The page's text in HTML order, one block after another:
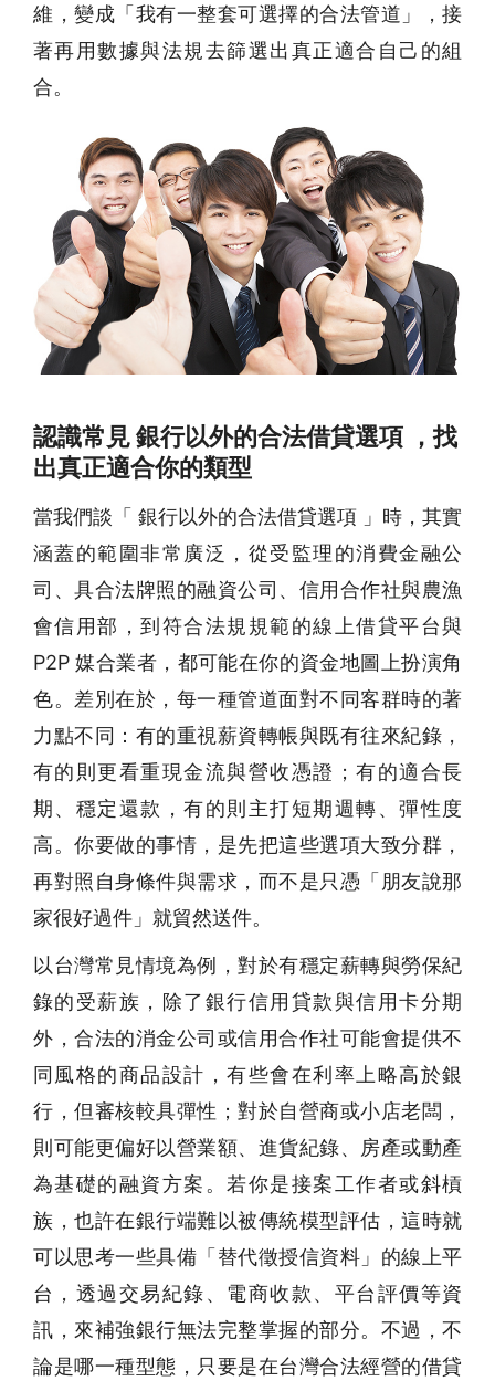
維，變成「我有一整套可選擇的合法管道」，接
著再用數據與法規去篩選出真正適合自己的組
合。
認識常見 銀行以外的合法借貸選項 ，找
出真正適合你的類型
當我們談「 銀行以外的合法借貸選項 」時，其實
涵蓋的範圍非常廣泛，從受監理的消費金融公
司、具合法牌照的融資公司、信用合作社與農漁
會信用部，到符合法規規範的線上借貸平台與
P2P 媒合業者，都可能在你的資金地圖上扮演角
色。差別在於，每一種管道面對不同客群時的著
力點不同：有的重視薪資轉帳與既有往來紀錄，
有的則更看重現金流與營收憑證；有的適合長
期、穩定還款，有的則主打短期週轉、彈性度
高。你要做的事情，是先把這些選項大致分群，
再對照自身條件與需求，而不是只憑「朋友說那
家很好過件」就貿然送件。
以台灣常見情境為例，對於有穩定薪轉與勞保紀
錄的受薪族，除了銀行信用貸款與信用卡分期
外，合法的消金公司或信用合作社可能會提供不
同風格的商品設計，有些會在利率上略高於銀
行，但審核較具彈性；對於自營商或小店老闆，
則可能更偏好以營業額、進貨紀錄、房產或動產
為基礎的融資方案。若你是接案工作者或斜槓
族，也許在銀行端難以被傳統模型評估，這時就
可以思考一些具備「替代徵授信資料」的線上平
台，透過交易紀錄、電商收款、平台評價等資
訊，來補強銀行無法完整掌握的部分。不過，不
論是哪一種型態，只要是在台灣合法經營的借貸